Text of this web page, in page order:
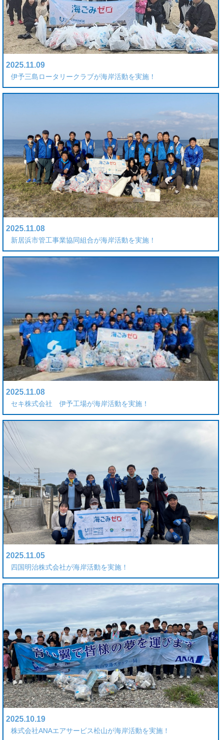
2025.11.09
伊予三島ロータリークラブが海岸活動を実施！
2025.11.08
新居浜市管工事業協同組合が海岸活動を実施！
2025.11.08
セキ株式会社 伊予工場が海岸活動を実施！
2025.11.05
四国明治株式会社が海岸活動を実施！
2025.10.19
株式会社ANAエアサービス松山が海岸活動を実施！